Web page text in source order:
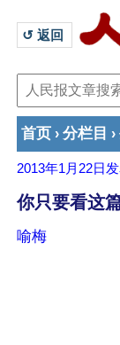
↺ 返回
首页 › 分栏目 ›
2013年1月22日
你只要看这
喻梅